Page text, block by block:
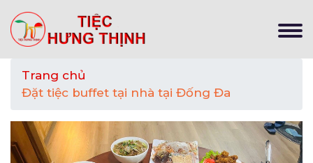
Trang chủ
Đặt tiệc buffet tại nhà tại Đống Đa